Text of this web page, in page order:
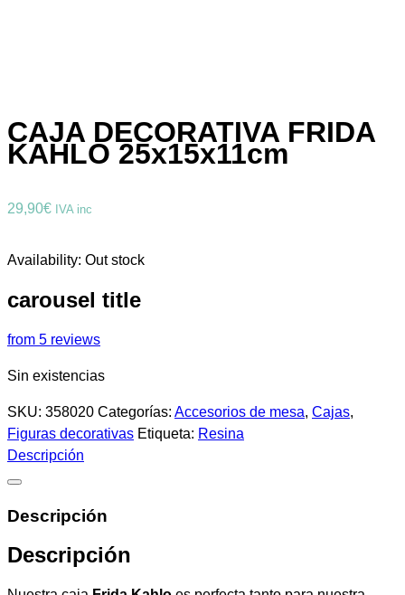
CAJA DECORATIVA FRIDA
KAHLO 25x15x11cm
29,90€ IVA inc
Availability: Out stock
carousel title
from 5 reviews
Sin existencias
SKU: 358020 Categorías: Accesorios de mesa, Cajas,
Figuras decorativas Etiqueta: Resina
Descripción
Descripción
Descripción